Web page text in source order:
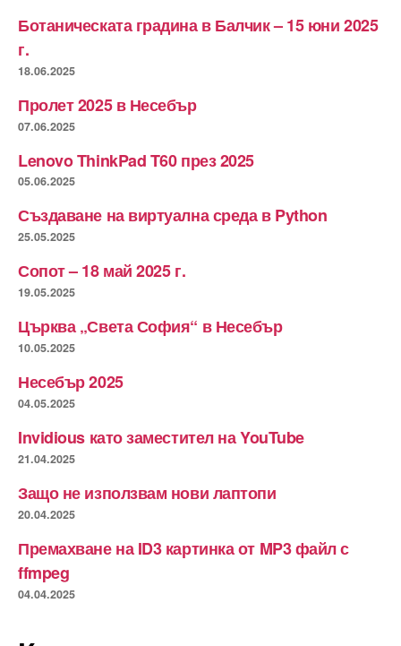
Ботаническата градина в Балчик – 15 юни 2025
г.
18.06.2025
Пролет 2025 в Несебър
07.06.2025
Lenovo ThinkPad T60 през 2025
05.06.2025
Създаване на виртуална среда в Python
25.05.2025
Сопот – 18 май 2025 г.
19.05.2025
Църква „Света София“ в Несебър
10.05.2025
Несебър 2025
04.05.2025
Invidious като заместител на YouTube
21.04.2025
Защо не използвам нови лаптопи
20.04.2025
Премахване на ID3 картинка от MP3 файл с
ffmpeg
04.04.2025